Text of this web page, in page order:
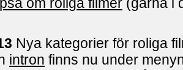
Nya kategorier för roliga
intron finns nu under